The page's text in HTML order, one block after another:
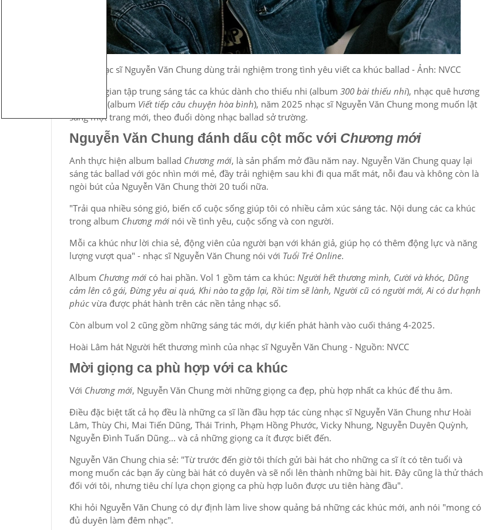
Nhạc sĩ Nguyễn Văn Chung dùng trải nghiệm trong tình yêu viết ca khúc ballad - Ảnh: NVCC
Sau thời gian tập trung sáng tác ca khúc dành cho thiếu nhi (album 300 bài thiếu nhi), nhạc quê hương
đất nước (album Viết tiếp câu chuyện hòa bình), năm 2025 nhạc sĩ Nguyễn Văn Chung mong muốn lật
sang một trang mới, theo đuổi dòng nhạc ballad sở trường.
Nguyễn Văn Chung đánh dấu cột mốc với Chương mới
Anh thực hiện album ballad Chương mới, là sản phẩm mở đầu năm nay. Nguyễn Văn Chung quay lại
sáng tác ballad với góc nhìn mới mẻ, đầy trải nghiệm sau khi đi qua mất mát, nỗi đau và không còn là
ngòi bút của Nguyễn Văn Chung thời 20 tuổi nữa.
"Trải qua nhiều sóng gió, biến cố cuộc sống giúp tôi có nhiều cảm xúc sáng tác. Nội dung các ca khúc
trong album Chương mới nói về tình yêu, cuộc sống và con người.
Mỗi ca khúc như lời chia sẻ, động viên của người bạn với khán giả, giúp họ có thêm động lực và năng
lượng vượt qua" - nhạc sĩ Nguyễn Văn Chung nói với Tuổi Trẻ Online.
Album Chương mới có hai phần. Vol 1 gồm tám ca khúc: Người hết thương mình, Cười và khóc, Dũng
cảm lên cô gái, Đừng yêu ai quá, Khi nào ta gặp lại, Rồi tim sẽ lành, Người cũ có người mới, Ai có dư hạnh
phúc vừa được phát hành trên các nền tảng nhạc số.
Còn album vol 2 cũng gồm những sáng tác mới, dự kiến phát hành vào cuối tháng 4-2025.
Hoài Lâm hát Người hết thương mình của nhạc sĩ Nguyễn Văn Chung - Nguồn: NVCC
Mời giọng ca phù hợp với ca khúc
Với Chương mới, Nguyễn Văn Chung mời những giọng ca đẹp, phù hợp nhất ca khúc để thu âm.
Điều đặc biệt tất cả họ đều là những ca sĩ lần đầu hợp tác cùng nhạc sĩ Nguyễn Văn Chung như Hoài
Lâm, Thùy Chi, Mai Tiến Dũng, Thái Trinh, Phạm Hồng Phước, Vicky Nhung, Nguyễn Duyên Quỳnh,
Nguyễn Đình Tuấn Dũng... và cả những giọng ca ít được biết đến.
Nguyễn Văn Chung chia sẻ: "Từ trước đến giờ tôi thích gửi bài hát cho những ca sĩ ít có tên tuổi và
mong muốn các bạn ấy cùng bài hát có duyên và sẽ nổi lên thành những bài hit. Đây cũng là thử thách
đối với tôi, nhưng tiêu chí lựa chọn giọng ca phù hợp luôn được ưu tiên hàng đầu".
Khi hỏi Nguyễn Văn Chung có dự định làm live show quảng bá những các khúc mới, anh nói "mong có
đủ duyên làm đêm nhạc".